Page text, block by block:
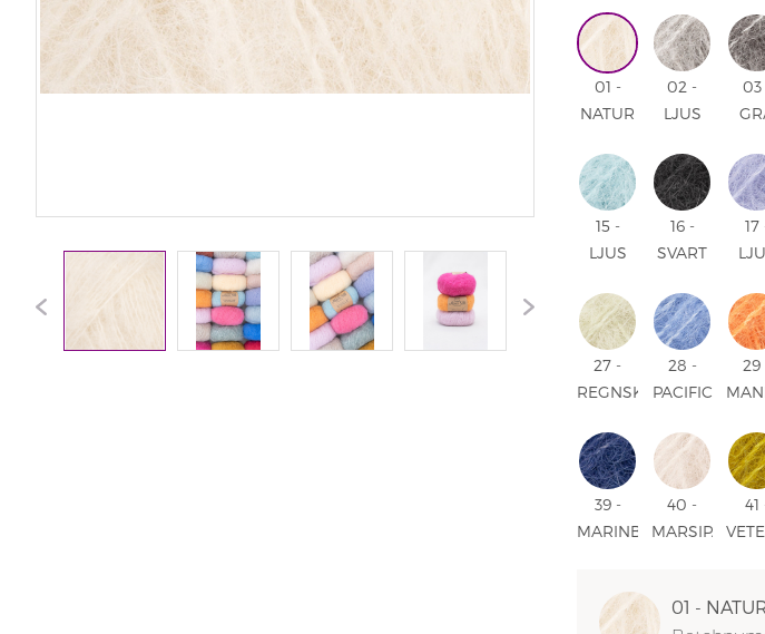
01 -
NATUR
02 -
LJUS
UNI
03
15 -
LJUS
UNI
16 -
SVART
17
27 -
REGNSKOGSDAGG
28 -
PACIFIC
UNI
29
39 -
MARINBLÅ
40 -
MARSIPAN
41
01 -